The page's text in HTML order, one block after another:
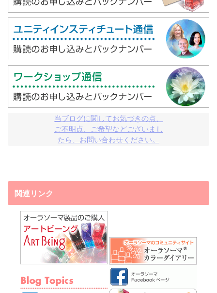
当ブログに関してお気づきの点、
ご不明点、ご希望などございまし
たら、お問い合わせください。
関連リンク